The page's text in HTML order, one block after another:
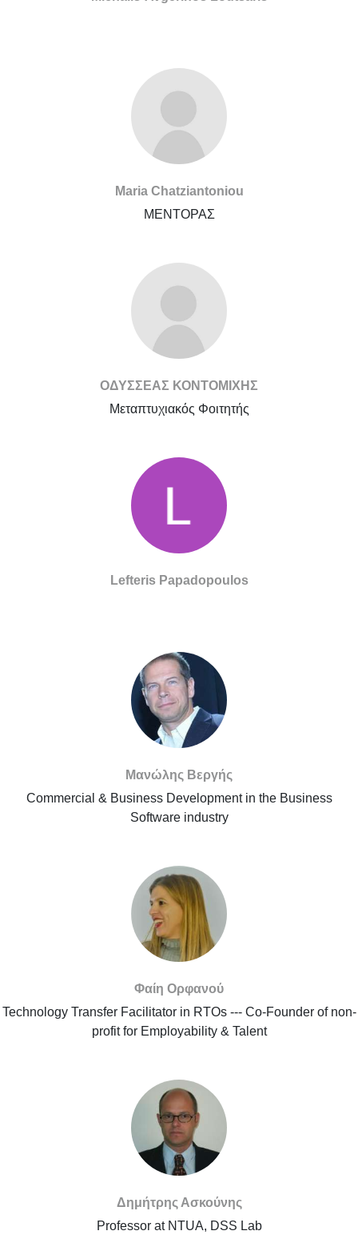
Maria Chatziantoniou
ΜΕΝΤΟΡΑΣ
ΟΔΥΣΣΕΑΣ ΚΟΝΤΟΜΙΧΗΣ
Μεταπτυχιακός Φοιτητής
Lefteris Papadopoulos
Μανώλης Βεργής
Commercial & Business Development in the Business
Software industry
Φαίη Ορφανού
Technology Transfer Facilitator in RTOs --- Co-Founder of non-
profit for Employability & Talent
Δημήτρης Ασκούνης
Professor at NTUA, DSS Lab